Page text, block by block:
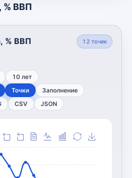
ВВП
% ВВП 12 точек
10 лет
Точки Заполнение
CSV JSON